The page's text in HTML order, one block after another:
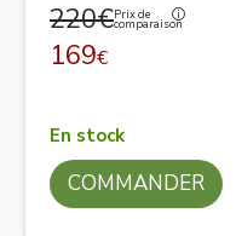
220€Prix de
comparaison
169€
En stock
COMMANDER